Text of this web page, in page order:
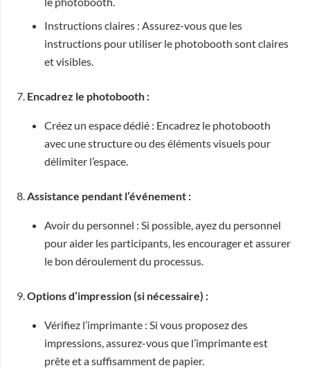
Instructions claires : Assurez-vous que les
instructions pour utiliser le photobooth sont claires
et visibles.
7. Encadrez le photobooth :
Créez un espace dédié : Encadrez le photobooth
avec une structure ou des éléments visuels pour
délimiter l’espace.
8.Assistance pendant l’événement :
Avoir du personnel : Si possible, ayez du personnel
pour aider les participants, les encourager et assurer
le bon déroulement du processus.
9.Options d’impression (si nécessaire) :
Vérifiez l’imprimante : Si vous proposez des
impressions, assurez-vous que l’imprimante est
prête et a suffisamment de papier.